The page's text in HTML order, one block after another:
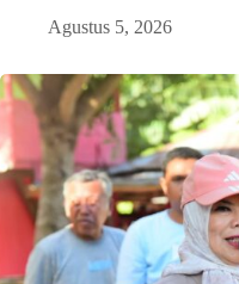
Agustus 5, 2026